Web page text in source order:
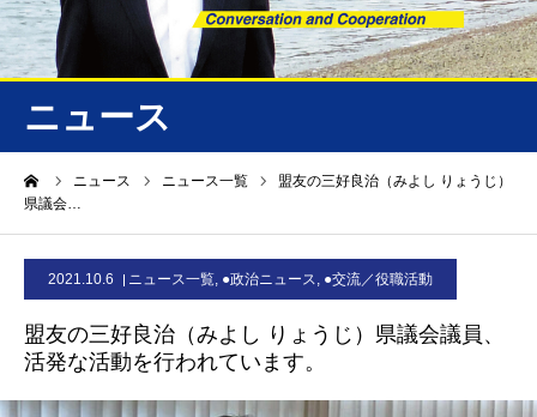
ニュース
ニュース ニュース一覧
盟友の三好良治（みよし りょうじ）
県議会…
2021.10.6 ニュース一覧, ●政治ニュース, ●交流／役職活動
盟友の三好良治（みよし りょうじ）県議会議員、
活発な活動を行われています。
ニュース/トピックス
ニュース
お問合せ